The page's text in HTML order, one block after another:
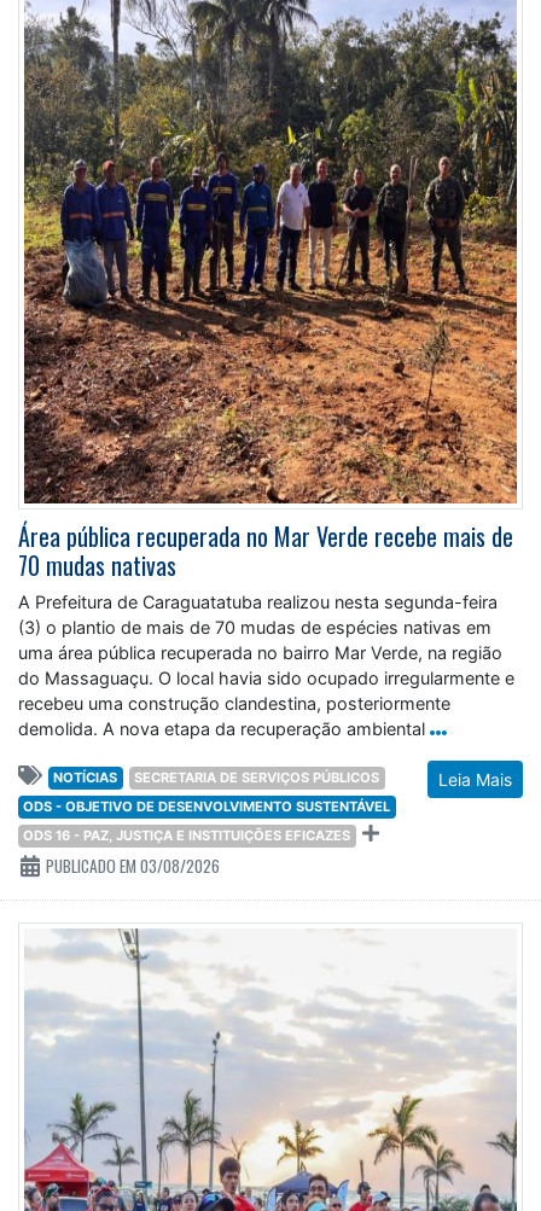
Área pública recuperada no Mar Verde recebe mais de
70 mudas nativas
A Prefeitura de Caraguatatuba realizou nesta segunda-feira
(3) o plantio de mais de 70 mudas de espécies nativas em
uma área pública recuperada no bairro Mar Verde, na região
do Massaguaçu. O local havia sido ocupado irregularmente e
recebeu uma construção clandestina, posteriormente
demolida. A nova etapa da recuperação ambiental
Leia Mais
NOTÍCIAS
SECRETARIA DE SERVIÇOS PÚBLICOS
ODS - OBJETIVO DE DESENVOLVIMENTO SUSTENTÁVEL
ODS 16 - PAZ, JUSTIÇA E INSTITUIÇÕES EFICAZES
PUBLICADO EM 03/08/2026